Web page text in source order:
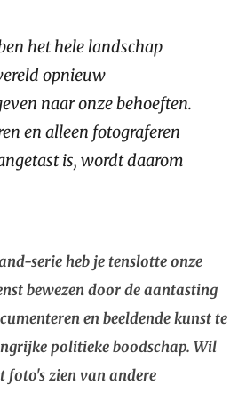
het hele landschap
opnieuw
naar onze behoeften.
en alleen fotograferen
is, wordt daarom
serie heb je tenslotte onze
bewezen door de aantasting
en beeldende kunst te
politieke boodschap. Wil
foto's zien van andere